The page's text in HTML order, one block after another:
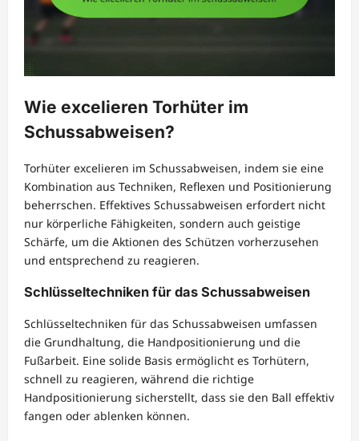
Wie excelieren Torhüter im
Schussabweisen?
Torhüter excelieren im Schussabweisen, indem sie eine
Kombination aus Techniken, Reflexen und Positionierung
beherrschen. Effektives Schussabweisen erfordert nicht
nur körperliche Fähigkeiten, sondern auch geistige
Schärfe, um die Aktionen des Schützen vorherzusehen
und entsprechend zu reagieren.
Schlüsseltechniken für das Schussabweisen
Schlüsseltechniken für das Schussabweisen umfassen
die Grundhaltung, die Handpositionierung und die
Fußarbeit. Eine solide Basis ermöglicht es Torhütern,
schnell zu reagieren, während die richtige
Handpositionierung sicherstellt, dass sie den Ball effektiv
fangen oder ablenken können.